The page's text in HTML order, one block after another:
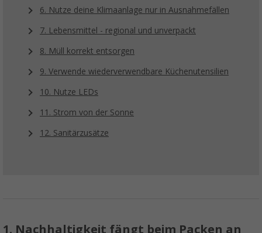
6. Nutze deine Klimaanlage nur in Ausnahmefällen
7. Lebensmittel - regional und unverpackt
8. Müll korrekt entsorgen
9. Verwende wiederverwendbare Küchenutensilien
10. Nutze LEDs
11. Strom von der Sonne
12. Sanitärzusätze
1. Nachhaltigkeit fängt beim Packen an